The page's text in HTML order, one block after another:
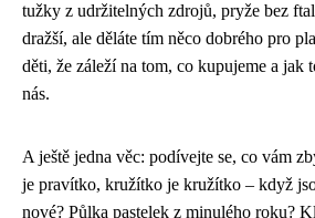
tužky z udržitelných zdrojů, pryže bez
dražší, ale děláte tím něco dobrého pro
děti, že záleží na tom, co kupujeme a jak
nás.
A ještě jedna věc: podívejte se, co vám
je pravítko, kružítko je kružítko – když
nové? Půlka pastelek z minulého roku?